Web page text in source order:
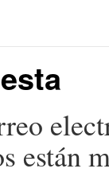
están